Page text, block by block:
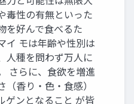
毒性の有無といった
を好んで食べるた
イ モは年齢や性別は
人種を問わず万人に
さらに、食欲を増進
（香り・色・食感）
ゲンとなること が皆